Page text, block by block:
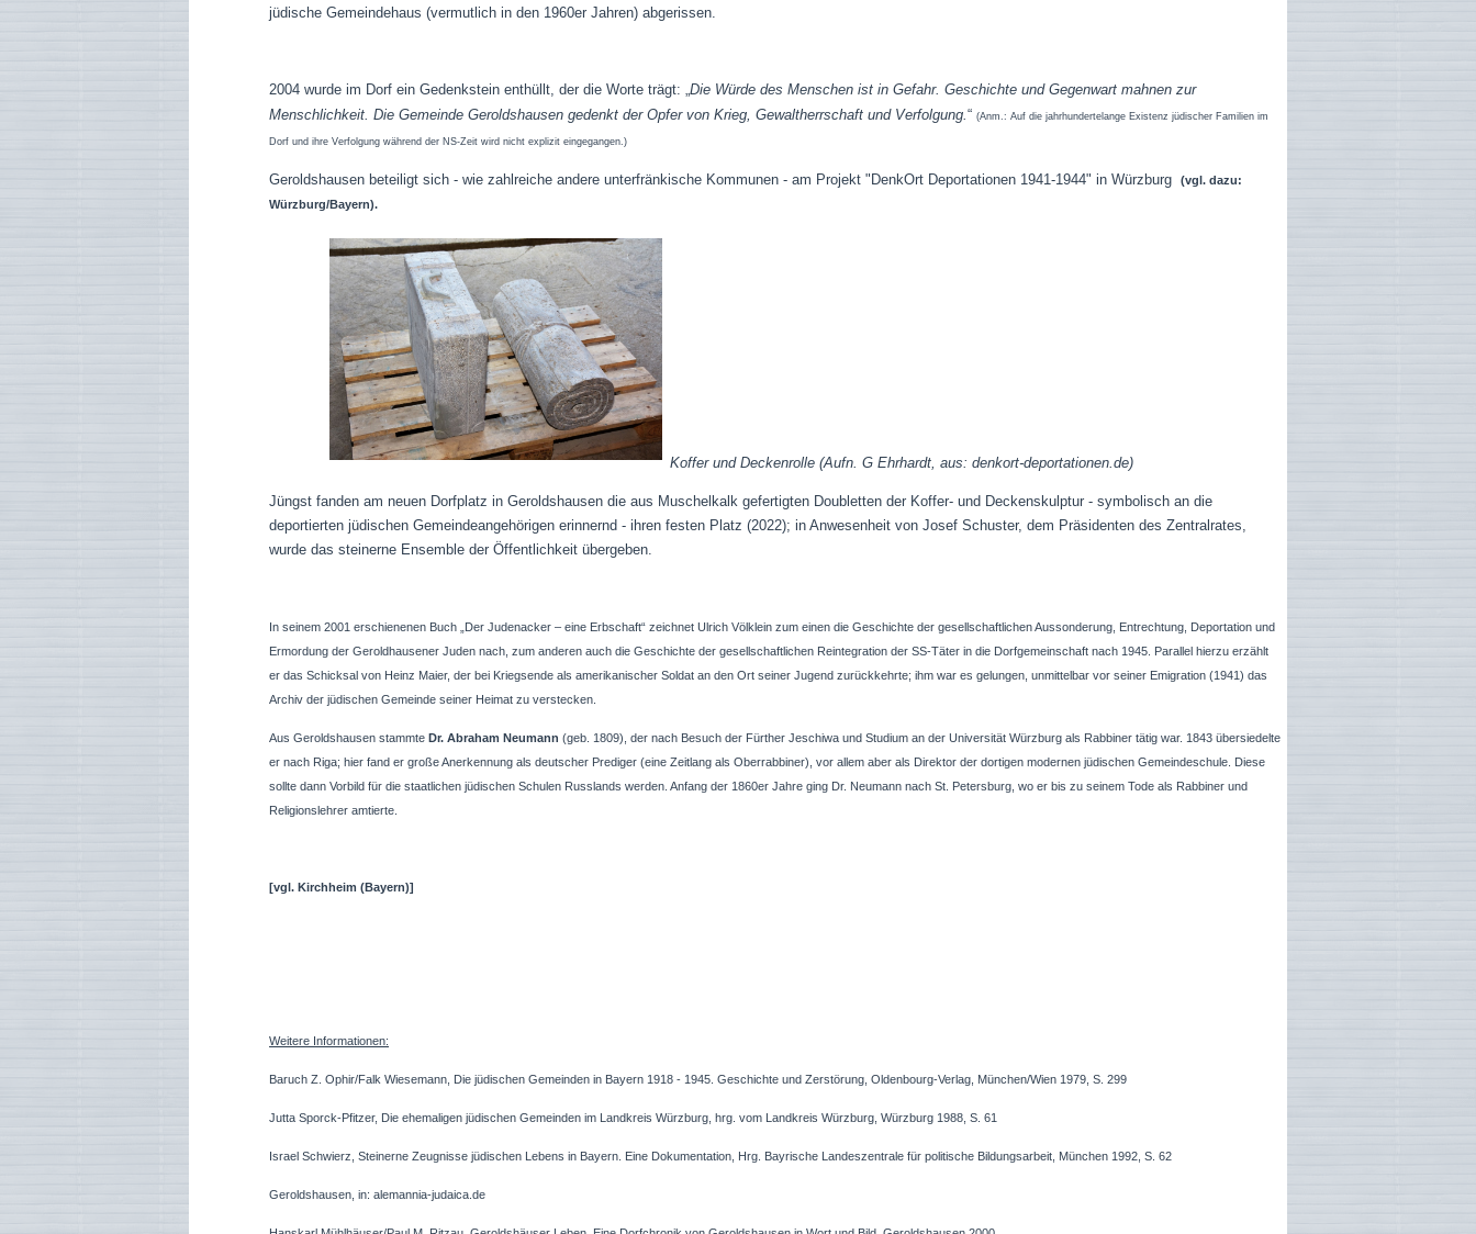
jüdische Gemeindehaus (vermutlich in den 1960er Jahren) abgerissen.
2004 wurde im Dorf ein Gedenkstein enthüllt, der die Worte trägt: „Die Würde des Menschen ist in Gefahr. Geschichte und Gegenwart mahnen zur
Menschlichkeit. Die Gemeinde Geroldshausen gedenkt der Opfer von Krieg, Gewaltherrschaft und Verfolgung.“(Anm.: Auf die jahrhundertelange Existenz jüdischer Familien im
Dorf und ihre Verfolgung während der NS-Zeit wird nicht explizit eingegangen.)
Geroldshausen beteiligt sich - wie zahlreiche andere unterfränkische Kommunen - am Projekt "DenkOrt Deportationen 1941-1944" in Würzburg(vgl. dazu:
Würzburg/Bayern).
Koffer und Deckenrolle (Aufn. G Ehrhardt, aus: denkort-deportationen.de)
Jüngst fanden am neuen Dorfplatz in Geroldshausen die aus Muschelkalk gefertigten Doubletten der Koffer- und Deckenskulptur - symbolisch an die
deportierten jüdischen Gemeindeangehörigen erinnernd - ihren festen Platz (2022); in Anwesenheit von Josef Schuster, dem Präsidenten des Zentralrates,
wurde das steinerne Ensemble der Öffentlichkeit übergeben.
In seinem 2001 erschienenen Buch „Der Judenacker – eine Erbschaft“ zeichnet Ulrich Völklein zum einen die Geschichte der gesellschaftlichen Aussonderung, Entrechtung, Deportation und
Ermordung der Geroldhausener Juden nach, zum anderen auch die Geschichte der gesellschaftlichen Reintegration der SS-Täter in die Dorfgemeinschaft nach 1945. Parallel hierzu erzählt
er das Schicksal von Heinz Maier, der bei Kriegsende als amerikanischer Soldat an den Ort seiner Jugend zurückkehrte; ihm war es gelungen, unmittelbar vor seiner Emigration (1941) das
Archiv der jüdischen Gemeinde seiner Heimat zu verstecken.
Aus Geroldshausen stammteDr. Abraham Neumann (geb. 1809), der nach Besuch der Fürther Jeschiwa und Studium an der Universität Würzburg als Rabbiner tätig war. 1843 übersiedelte
er nach Riga; hier fand er große Anerkennung als deutscher Prediger (eine Zeitlang als Oberrabbiner), vor allem aber als Direktor der dortigen modernen jüdischen Gemeindeschule. Diese
sollte dann Vorbild für die staatlichen jüdischen Schulen Russlands werden. Anfang der 1860er Jahre ging Dr. Neumann nach St. Petersburg, wo er bis zu seinem Tode als Rabbiner und
Religionslehrer amtierte.
[vgl. Kirchheim (Bayern)]
Weitere Informationen:
Baruch Z. Ophir/Falk Wiesemann, Die jüdischen Gemeinden in Bayern 1918 - 1945. Geschichte und Zerstörung, Oldenbourg-Verlag, München/Wien 1979, S. 299
Jutta Sporck-Pfitzer, Die ehemaligen jüdischen Gemeinden im Landkreis Würzburg, hrg. vom Landkreis Würzburg, Würzburg 1988, S. 61
Israel Schwierz, Steinerne Zeugnisse jüdischen Lebens in Bayern. Eine Dokumentation, Hrg. Bayrische Landeszentrale für politische Bildungsarbeit, München 1992, S. 62
Geroldshausen, in: alemannia-judaica.de